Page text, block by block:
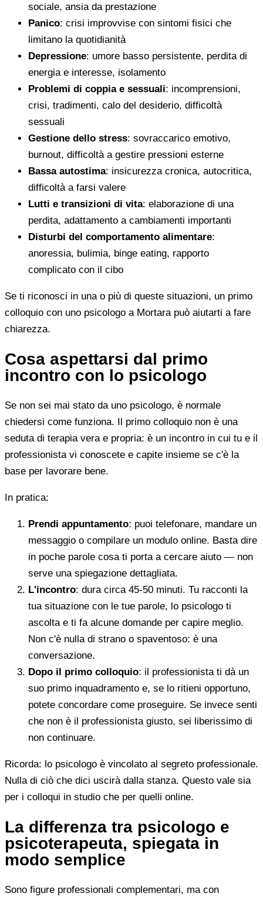
sociale, ansia da prestazione
Panico: crisi improvvise con sintomi fisici che
limitano la quotidianità
Depressione: umore basso persistente, perdita di
energia e interesse, isolamento
Problemi di coppia e sessuali: incomprensioni,
crisi, tradimenti, calo del desiderio, difficoltà
sessuali
Gestione dello stress: sovraccarico emotivo,
burnout, difficoltà a gestire pressioni esterne
Bassa autostima: insicurezza cronica, autocritica,
difficoltà a farsi valere
Lutti e transizioni di vita: elaborazione di una
perdita, adattamento a cambiamenti importanti
Disturbi del comportamento alimentare:
anoressia, bulimia, binge eating, rapporto
complicato con il cibo
Se ti riconosci in una o più di queste situazioni, un primo
colloquio con uno psicologo a Mortara può aiutarti a fare
chiarezza.
Cosa aspettarsi dal primo
incontro con lo psicologo
Se non sei mai stato da uno psicologo, è normale
chiedersi come funziona. Il primo colloquio non è una
seduta di terapia vera e propria: è un incontro in cui tu e il
professionista vi conoscete e capite insieme se c'è la
base per lavorare bene.
In pratica:
Prendi appuntamento: puoi telefonare, mandare un
messaggio o compilare un modulo online. Basta dire
in poche parole cosa ti porta a cercare aiuto — non
serve una spiegazione dettagliata.
L'incontro: dura circa 45-50 minuti. Tu racconti la
tua situazione con le tue parole, lo psicologo ti
ascolta e ti fa alcune domande per capire meglio.
Non c'è nulla di strano o spaventoso: è una
conversazione.
Dopo il primo colloquio: il professionista ti dà un
suo primo inquadramento e, se lo ritieni opportuno,
potete concordare come proseguire. Se invece senti
che non è il professionista giusto, sei liberissimo di
non continuare.
Ricorda: lo psicologo è vincolato al segreto professionale.
Nulla di ciò che dici uscirà dalla stanza. Questo vale sia
per i colloqui in studio che per quelli online.
La differenza tra psicologo e
psicoterapeuta, spiegata in
modo semplice
Sono figure professionali complementari, ma con